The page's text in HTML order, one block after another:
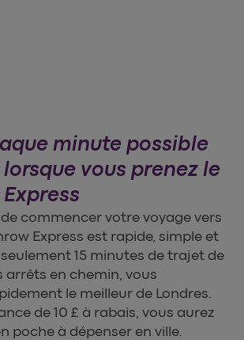
minute possible
vous prenez le
commencer votre voyage vers
Express est rapide, simple et
15 minutes de trajet de
arrêts en chemin, vous
le meilleur de Londres.
de 10 £ à rabais, vous aurez
poche à dépenser en ville.